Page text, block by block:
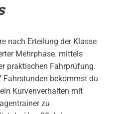
nach Erteilung der Klasse
Mehrphase. mittels
praktischen Fahrprüfung.
Fahrstunden bekommst du
Kurvenverhalten mit
zu